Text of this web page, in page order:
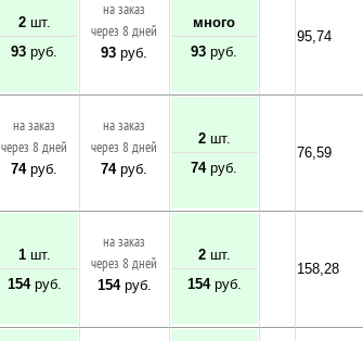
2шт.
93 руб.
на заказ
через 8 дней
93 руб.
много
93 руб.
95,74
на заказ
через 8 дней
74руб.
на заказ
через 8 дней
74руб.
2шт.
74руб.
76,59
1шт.
154руб.
на заказ
через 8 дней
154руб.
2шт.
154руб.
158,28